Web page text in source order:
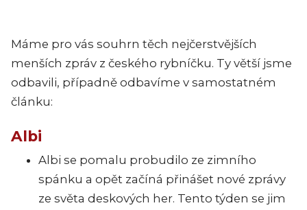
Máme pro vás souhrn těch nejčerstvějších
menších zpráv z českého rybníčku. Ty větší jsme
odbavili, případně odbavíme v samostatném
článku:
Albi
Albi se pomalu probudilo ze zimního
spánku a opět začíná přinášet nové zprávy
ze světa deskových her. Tento týden se jim